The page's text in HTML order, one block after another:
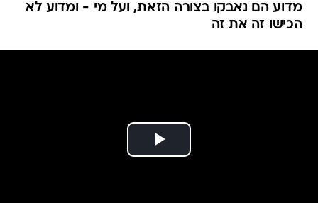
מדוע הם נאבקו בצורה הזאת, ועל מי - ומדוע לא
הכישו זה את זה